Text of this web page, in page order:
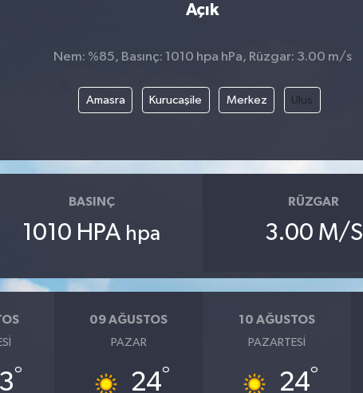
Açık
Nem: %85, Basınç: 1010 hpa hPa, Rüzgar: 3.00 m/s
Amasra Kurucaşile Merkez Ulus
BASINÇ
1010 HPA hpa
RÜZGAR
3.00 M/S
°
09 AĞUSTOS
PAZAR
24°
10 AĞUSTOS
PAZARTESI
24°